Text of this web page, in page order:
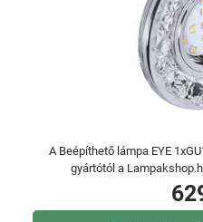
A Beépíthető lámpa EYE
gyártótól a